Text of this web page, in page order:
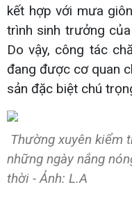
kết hợp với mưa
trình sinh trưởng
Do vậy, công tác
đang được cơ quan
sản đặc biệt chú
Thường xuyên kiểm
những ngày nắng
thời - Ảnh: L.A